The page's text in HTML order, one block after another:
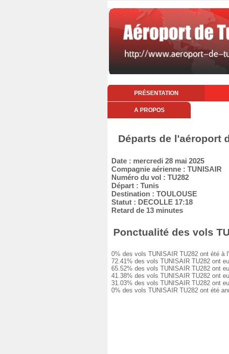
PRÉSENTATION
A PROPOS
Départs de l'aéroport
Date : mercredi 28 mai 2025
Compagnie aérienne : TUNISAIR
Numéro du vol : TU282
Départ : Tunis
Destination : TOULOUSE
Statut : DECOLLE 17:18
Retard de 13 minutes
Ponctualité des vols
0% des vols TUNISAIR TU282 ont été à
72.41% des vols TUNISAIR TU282 ont
65.52% des vols TUNISAIR TU282 ont
41.38% des vols TUNISAIR TU282 ont
31.03% des vols TUNISAIR TU282 ont
0% des vols TUNISAIR TU282 ont été